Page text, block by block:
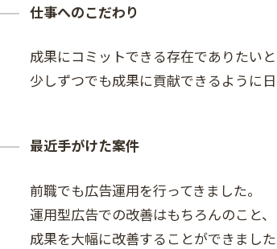
仕事へのこだわり
成果にコミットできる存在でありたいと
少しずつでも成果に貢献できるように日
最近手がけた案件
前職でも広告運用を行ってきました。
運用型広告での改善はもちろんのこと
成果を大幅に改善することができました